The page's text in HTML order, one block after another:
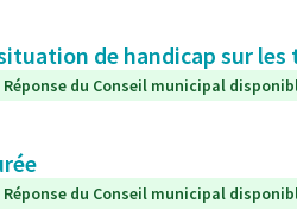
de handicap sur les
Réponse du Conseil municipal
Réponse du Conseil municipal